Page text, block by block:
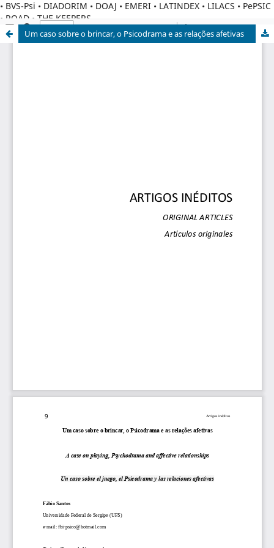
• BVS-Psi • DIADORIM • DOAJ • EMERI • LATINDEX • LILACS • PePSIC
• ROAD • THE KEEPERS
Um caso sobre o brincar, o Psicodrama e as relações afetivas